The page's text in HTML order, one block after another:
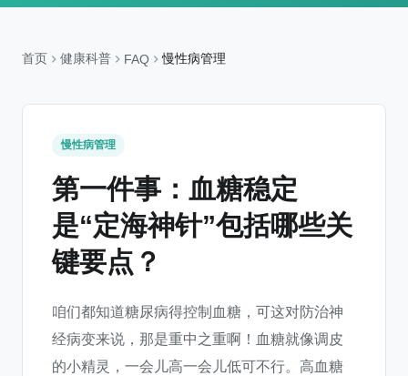
首页 健康科普 FAQ 慢性病管理
慢性病管理
第一件事：血糖稳定
是“定海神针”包括哪些关
键要点？
咱们都知道糖尿病得控制血糖，可这对防治神
经病变来说，那是重中之重啊！血糖就像调皮
的小精灵，一会儿高一会儿低可不行。高血糖